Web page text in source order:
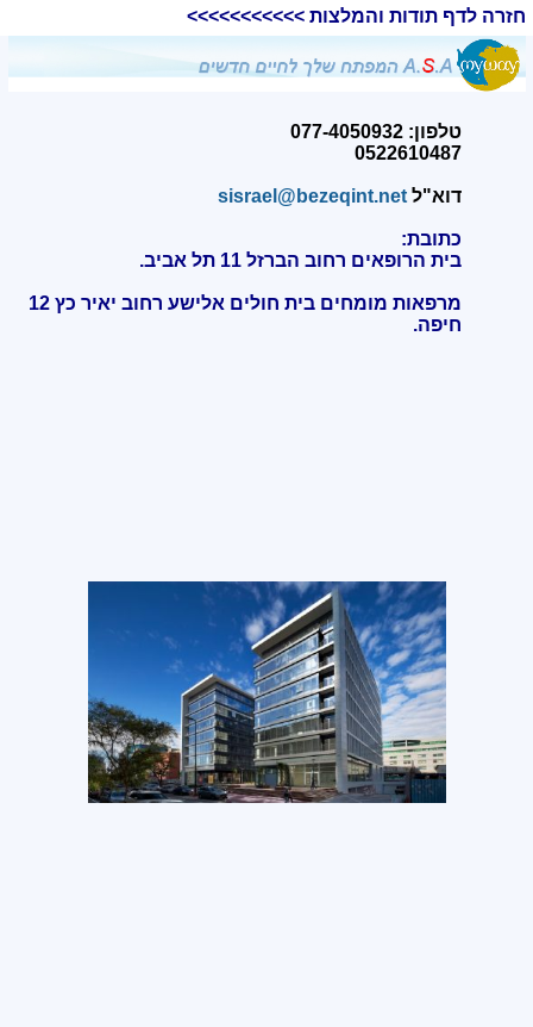
חזרה לדף תודות והמלצות >>>>>>>>>>>
טלפון: 077-4050932
0522610487
דוא"לsisrael@bezeqint.net
כתובת:
בית הרופאים רחוב הברזל 11 תל אביב.
מרפאות מומחים בית חולים אלישע רחוב יאיר כץ 12
חיפה.